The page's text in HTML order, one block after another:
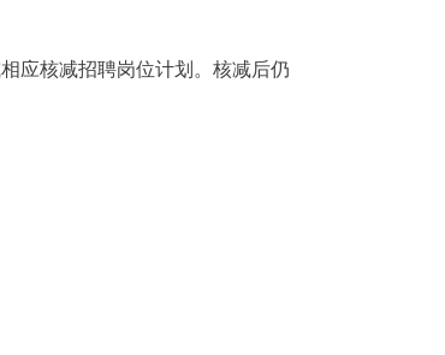
应核减招聘岗位计划。核减后仍